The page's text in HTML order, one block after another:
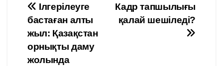
Навигация
по
записям
Кадр тапшылығы
қалай шешіледі?
Ілгерілеуге
бастаған алты
жыл: Қазақстан
орнықты даму
жолында